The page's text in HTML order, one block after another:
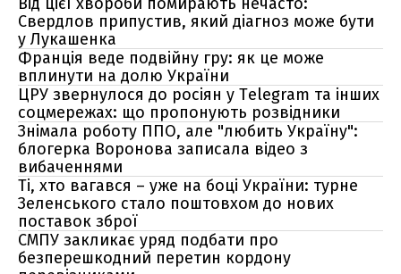
Свердлов припустив, який діагноз може бути
у Лукашенка
Франція веде подвійну гру: як це може
вплинути на долю України
ЦРУ звернулося до росіян у Telegram та інших
соцмережах: що пропонують розвідники
Знімала роботу ППО, але "любить Україну":
блогерка Воронова записала відео з
вибаченнями
Ті, хто вагався – уже на боці України: турне
Зеленського стало поштовхом до нових
поставок зброї
СМПУ закликає уряд подбати про
безперешкодний перетин кордону